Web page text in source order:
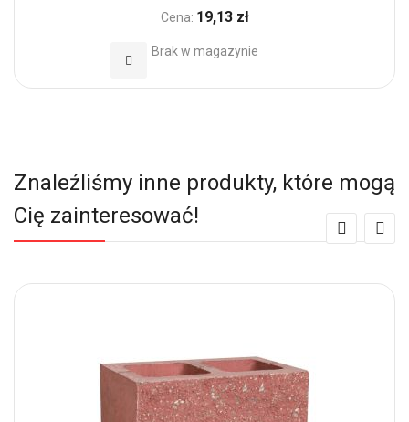
Cena: 19,13 zł
Brak w magazynie
Dodaj do Ulubionych
Znaleźliśmy inne produkty, które mogą
Cię zainteresować!